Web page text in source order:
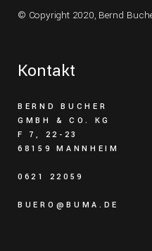
© Copyright 2020, Bernd
Kontakt
BERND BUCHER
GMBH & CO. KG
F 7, 22-23
68159 MANNHEIM
0621 22059
BUERO@BUMA.DE